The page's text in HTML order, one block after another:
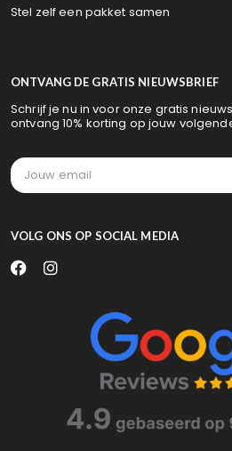
Stel zelf een pakket samen
ONTVANG DE GRATIS NIEUWSBRIEF
Schrijf je nu in voor onze gratis
ontvang 10% korting op jouw
VOLG ONS OP SOCIAL MEDIA